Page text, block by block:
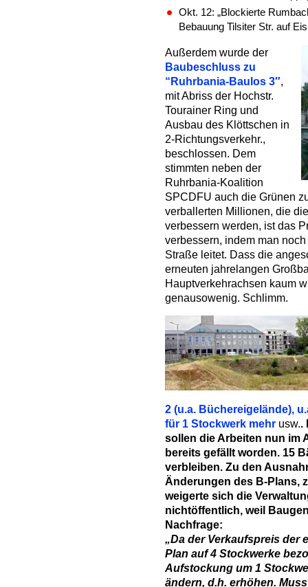
Okt. 12: „Blockierte
Bebauung Tilsiter Str. auf
Außerdem wurde der
Baubeschluss zu
“Ruhrbania-Baulos 3″,
mit Abriss der Hochstr.
Tourainer Ring und
Ausbau des Klöttschen in
2-Richtungsverkehr.,
beschlossen. Dem
stimmten neben der
Ruhrbania-Koalition
SPCDFU auch die Grünen
verballerten Millionen, die
verbessern werden, ist das
verbessern, indem man
Straße leitet. Dass die
erneuten jahrelangen
Hauptverkehrachsen kaum
genausowenig. Schlimm.
2 (u.a. Büchereigelände),
für 1 Stockwerk mehr usw..
sollen die Arbeiten nun im
bereits gefällt worden. 15
verbleiben. Zu den
Änderungen des B-Plans,
weigerte sich die
nichtöffentlich, weil
Nachfrage:
„Da der Verkaufspreis der
Plan auf 4 Stockwerke
Aufstockung um 1
ändern, d.h. erhöhen.